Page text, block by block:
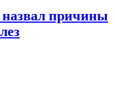
причины